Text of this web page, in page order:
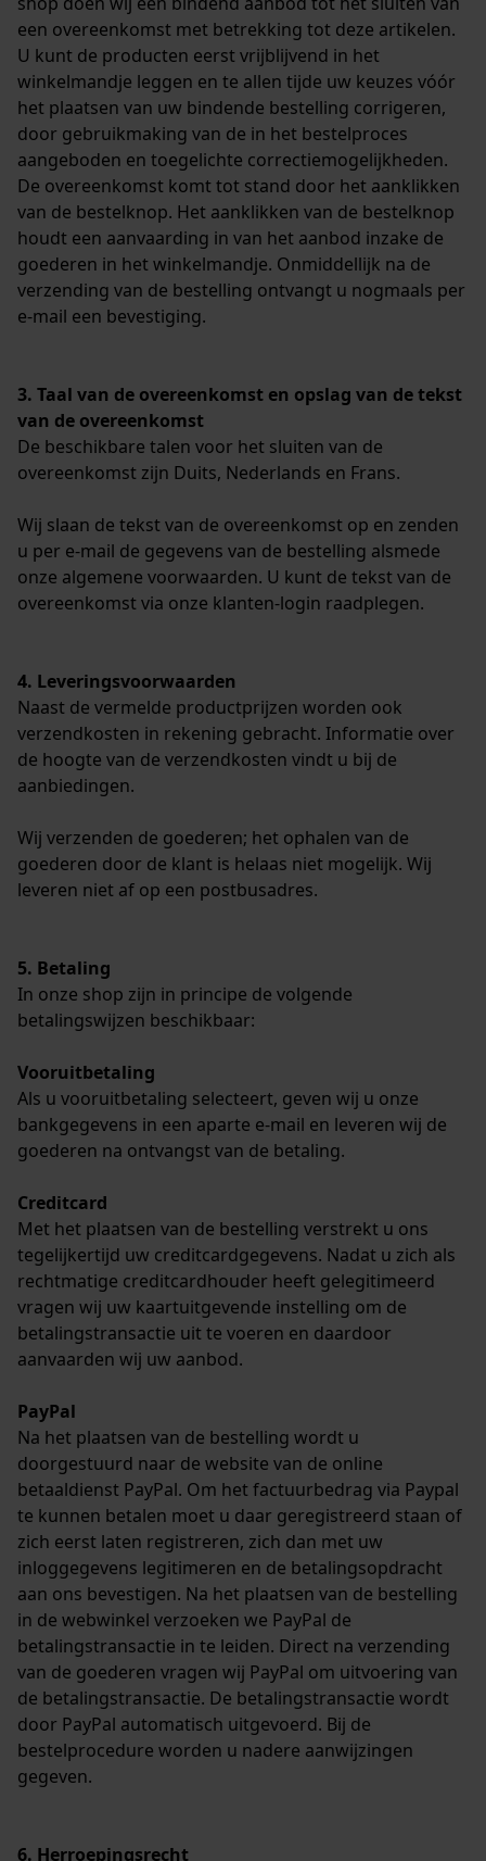
een overeenkomst met betrekking tot deze artikelen.
U kunt de producten eerst vrijblijvend in het
winkelmandje leggen en te allen tijde uw keuzes vóór
het plaatsen van uw bindende bestelling corrigeren,
door gebruikmaking van de in het bestelproces
aangeboden en toegelichte correctiemogelijkheden.
De overeenkomst komt tot stand door het aanklikken
van de bestelknop. Het aanklikken van de bestelknop
houdt een aanvaarding in van het aanbod inzake de
goederen in het winkelmandje. Onmiddellijk na de
verzending van de bestelling ontvangt u nogmaals per
e-mail een bevestiging.
3. Taal van de overeenkomst en opslag van de tekst
van de overeenkomst
De beschikbare talen voor het sluiten van de
overeenkomst zijn Duits, Nederlands en Frans.
Wij slaan de tekst van de overeenkomst op en zenden
u per e-mail de gegevens van de bestelling alsmede
onze algemene voorwaarden. U kunt de tekst van de
overeenkomst via onze klanten-login raadplegen.
4. Leveringsvoorwaarden
Naast de vermelde productprijzen worden ook
verzendkosten in rekening gebracht. Informatie over
de hoogte van de verzendkosten vindt u bij de
aanbiedingen.
Wij verzenden de goederen; het ophalen van de
goederen door de klant is helaas niet mogelijk. Wij
leveren niet af op een postbusadres.
5. Betaling
In onze shop zijn in principe de volgende
betalingswijzen beschikbaar:
Vooruitbetaling
Als u vooruitbetaling selecteert, geven wij u onze
bankgegevens in een aparte e-mail en leveren wij de
goederen na ontvangst van de betaling.
Creditcard
Met het plaatsen van de bestelling verstrekt u ons
tegelijkertijd uw creditcardgegevens. Nadat u zich als
rechtmatige creditcardhouder heeft gelegitimeerd
vragen wij uw kaartuitgevende instelling om de
betalingstransactie uit te voeren en daardoor
aanvaarden wij uw aanbod.
PayPal
Na het plaatsen van de bestelling wordt u
doorgestuurd naar de website van de online
betaaldienst PayPal. Om het factuurbedrag via Paypal
te kunnen betalen moet u daar geregistreerd staan of
zich eerst laten registreren, zich dan met uw
inloggegevens legitimeren en de betalingsopdracht
aan ons bevestigen. Na het plaatsen van de bestelling
in de webwinkel verzoeken we PayPal de
betalingstransactie in te leiden. Direct na verzending
van de goederen vragen wij PayPal om uitvoering van
de betalingstransactie. De betalingstransactie wordt
door PayPal automatisch uitgevoerd. Bij de
bestelprocedure worden u nadere aanwijzingen
gegeven.
6. Herroepingsrecht